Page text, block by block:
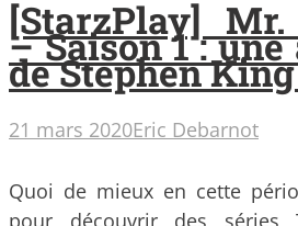
[StarzPlay]
– Saison 1 :
de Stephen
21 mars 2020Eric Debarnot
Quoi de mieux en cette
pour découvrir des séries